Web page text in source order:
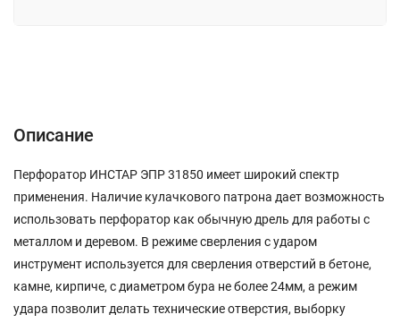
Описание
Перфоратор ИНСТАР ЭПР 31850 имеет широкий спектр
применения. Наличие кулачкового патрона дает возможность
использовать перфоратор как обычную дрель для работы с
металлом и деревом. В режиме сверления с ударом
инструмент используется для сверления отверстий в бетоне,
камне, кирпиче, с диаметром бура не более 24мм, а режим
удара позволит делать технические отверстия, выборку